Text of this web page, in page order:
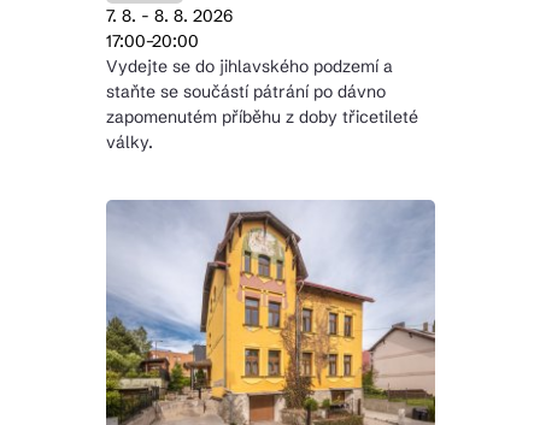
7. 8. - 8. 8. 2026
17:00–20:00
Vydejte se do jihlavského podzemí a
staňte se součástí pátrání po dávno
zapomenutém příběhu z doby třicetileté
války.